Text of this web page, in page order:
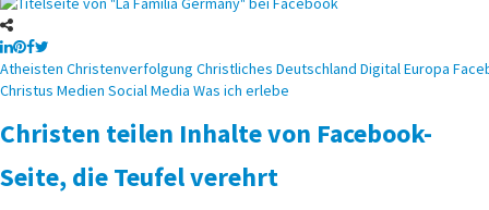
Posted
in
Atheisten Christenverfolgung Christliches Deutschland DigitalEuropa
Christus Medien Social Media Was ich erlebe
Christen teilen Inhalte von Facebook-
Seite, die Teufel verehrt